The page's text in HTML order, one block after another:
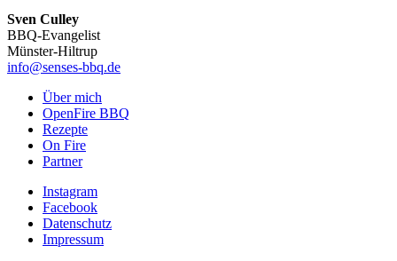
Sven Culley
BBQ-Evangelist
Münster-Hiltrup
info@senses-bbq.de
Über mich
OpenFire BBQ
Rezepte
On Fire
Partner
Instagram
Facebook
Datenschutz
Impressum